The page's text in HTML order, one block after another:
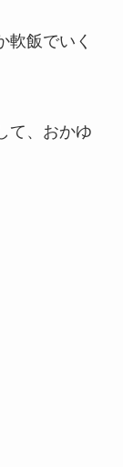
軟飯でいく
て、おかゆ